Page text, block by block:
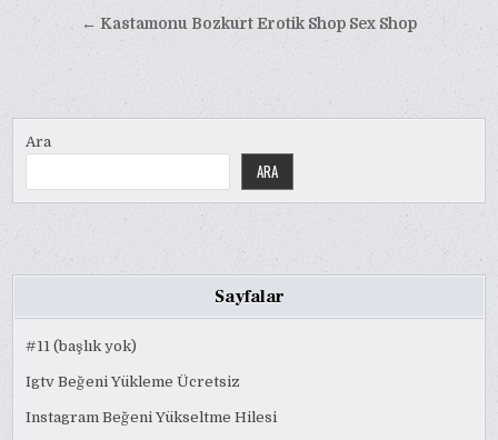
gezinmesi
← Kastamonu Bozkurt Erotik Shop Sex Shop
Ara
ARA
Sayfalar
#11 (başlık yok)
Igtv Beğeni Yükleme Ücretsiz
Instagram Beğeni Yükseltme Hilesi